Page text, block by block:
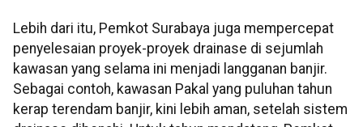
Lebih dari itu, Pemkot Surabaya juga mempercepat
penyelesaian proyek-proyek drainase di sejumlah
kawasan yang selama ini menjadi langganan banjir.
Sebagai contoh, kawasan Pakal yang puluhan tahun
kerap terendam banjir, kini lebih aman, setelah sistem